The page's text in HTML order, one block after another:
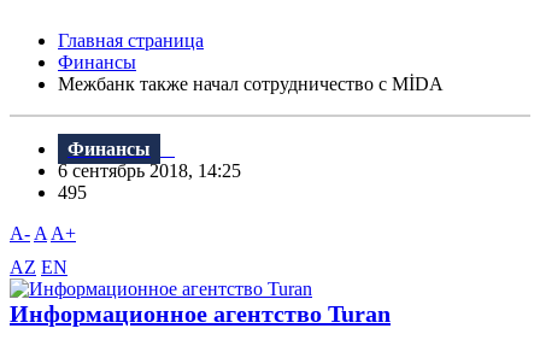
Главная страница
Финансы
Межбанк также начал сотрудничество с MİDA
Финансы
6 сентябрь 2018, 14:25
495
A- A A+
AZ EN
Информационное агентство Turan